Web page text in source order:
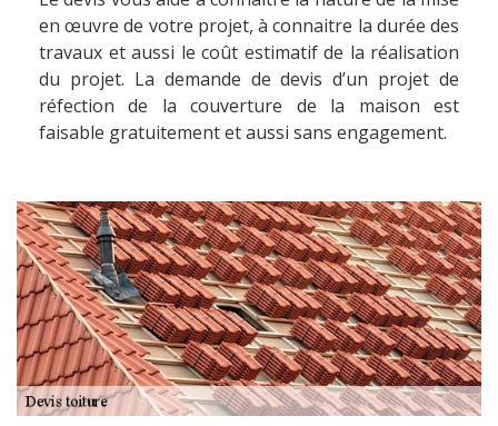
en œuvre de votre projet, à connaitre la durée des
travaux et aussi le coût estimatif de la réalisation
du projet. La demande de devis d’un projet de
réfection de la couverture de la maison est
faisable gratuitement et aussi sans engagement.